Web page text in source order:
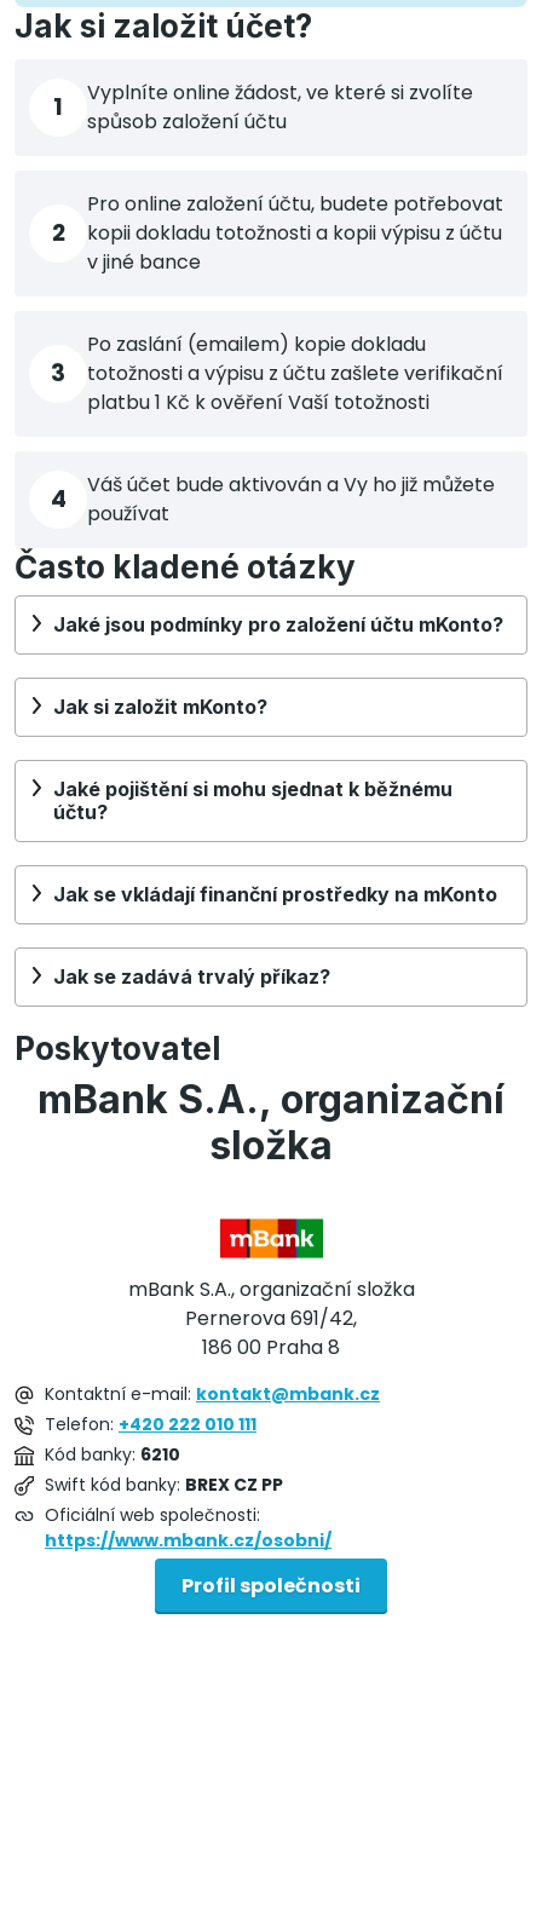
Jak si založit účet?
1
Vyplníte online žádost, ve které si zvolíte
spůsob založení účtu
2
Pro online založení účtu, budete potřebovat
kopii dokladu totožnosti a kopii výpisu z účtu
v jiné bance
3
Po zaslání (emailem) kopie dokladu
totožnosti a výpisu z účtu zašlete verifikační
platbu 1 Kč k ověření Vaší totožnosti
4
Váš účet bude aktivován a Vy ho již můžete
používat
Často kladené otázky
Jaké jsou podmínky pro založení účtu mKonto?
Jak si založit mKonto?
Jaké pojištění si mohu sjednat k běžnému
účtu?
Jak se vkládají finanční prostředky na mKonto
Jak se zadává trvalý příkaz?
Poskytovatel
mBank S.A., organizační
složka
mBank S.A., organizační složka
Pernerova 691/42,
186 00 Praha 8
Kontaktní e-mail: kontakt@mbank.cz
Telefon: +420 222 010 111
Kód banky: 6210
Swift kód banky: BREX CZ PP
Oficiální web společnosti:
https://www.mbank.cz/osobni/
Profil společnosti